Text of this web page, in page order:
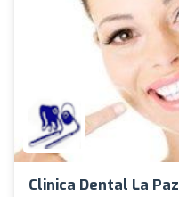
Clinica Dental La Paz